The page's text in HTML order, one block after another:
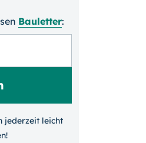
Bauletter:
jeder­zeit leicht